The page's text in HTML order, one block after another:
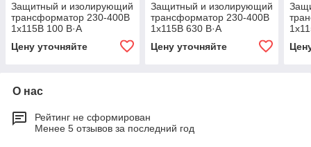
Защитный и изолирующий
трансформатор 230-400В
1x115В 100 В·А
Цену уточняйте
Защитный и изолирующий
трансформатор 230-400В
1x115В 630 В·А
Цену уточняйте
О нас
Рейтинг не сформирован
Менее 5 отзывов за последний год